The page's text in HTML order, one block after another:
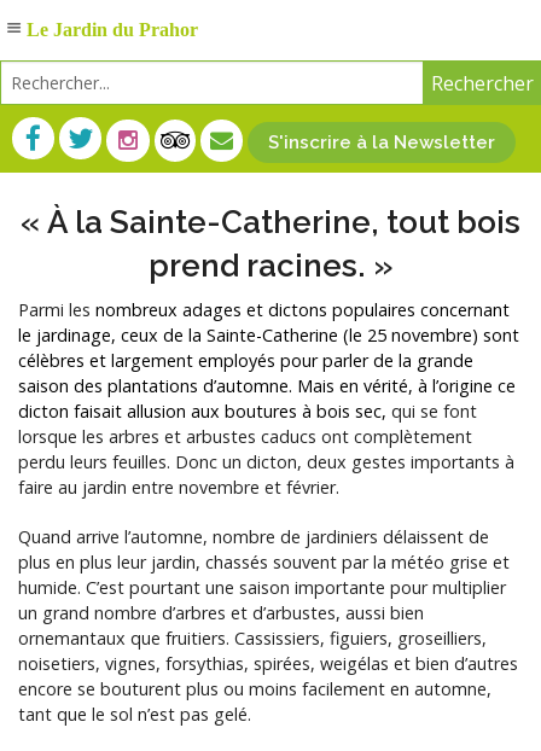
S'inscrire à la Newsletter
« À la Sainte-Catherine, tout bois
prend racines. »
Parmi les nombreux adages et dictons populaires concernant
le jardinage, ceux de la Sainte-Catherine (le 25 novembre) sont
célèbres et largement employés pour parler de la grande
saison des plantations d’automne. Mais en vérité, à l’origine ce
dicton faisait allusion aux boutures à bois sec, qui se font
lorsque les arbres et arbustes caducs ont complètement
perdu leurs feuilles. Donc un dicton, deux gestes importants à
faire au jardin entre novembre et février.
Quand arrive l’automne, nombre de jardiniers délaissent de
plus en plus leur jardin, chassés souvent par la météo grise et
humide. C’est pourtant une saison importante pour multiplier
un grand nombre d’arbres et d’arbustes, aussi bien
ornemantaux que fruitiers. Cassissiers, figuiers, groseilliers,
noisetiers, vignes, forsythias, spirées, weigélas et bien d’autres
encore se bouturent plus ou moins facilement en automne,
tant que le sol n’est pas gelé.
Le Jardin du Prahor